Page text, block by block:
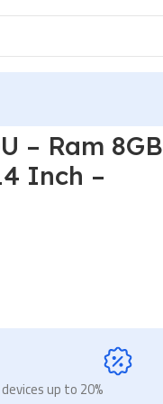
– Ram 8GB
Inch –
up to 20%